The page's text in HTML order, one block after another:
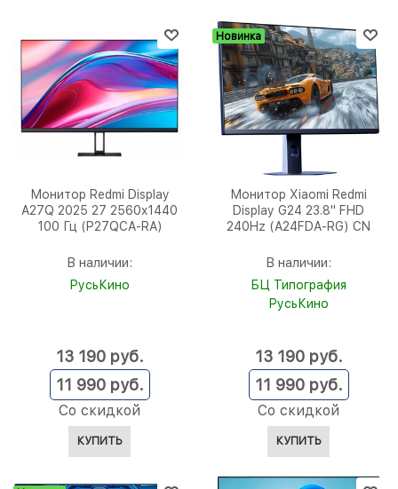
Монитор Redmi Display
A27Q 2025 27 2560x1440
100 Гц (P27QCA-RA)
В наличии:
РусьКино
11 990 руб.
Со скидкой
13 190 руб.
КУПИТЬ
Новинка
Монитор Xiaomi Redmi
Display G24 23.8'' FHD
240Hz (A24FDA-RG) CN
В наличии:
БЦ Типография
РусьКино
11 990 руб.
Со скидкой
13 190 руб.
КУПИТЬ